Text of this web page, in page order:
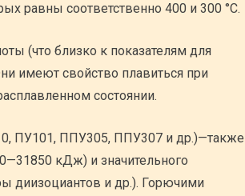
равны соответственно 400 и 300 °С.
(что близко к показателям для
имеют свойство плавиться при
состоянии.
ПУ101, ППУ305, ППУ307 и др.)—также
кДж) и значительного
диизоциантов и др.). Горючими